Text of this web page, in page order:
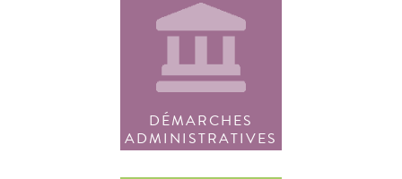
DÉMARCHES
ADMINISTRATIVES